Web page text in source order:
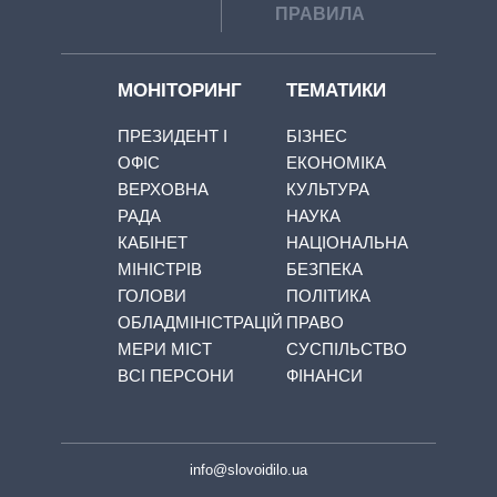
ПРАВИЛА
МОНІТОРИНГ
ПРЕЗИДЕНТ І
ОФІС
ВЕРХОВНА
РАДА
КАБІНЕТ
МІНІСТРІВ
ГОЛОВИ
ОБЛАДМІНІСТРАЦІЙ
МЕРИ МІСТ
ВСІ ПЕРСОНИ
ТЕМАТИКИ
БІЗНЕС
ЕКОНОМІКА
КУЛЬТУРА
НАУКА
НАЦІОНАЛЬНА
БЕЗПЕКА
ПОЛІТИКА
ПРАВО
СУСПІЛЬСТВО
ФІНАНСИ
info@slovoidilo.ua